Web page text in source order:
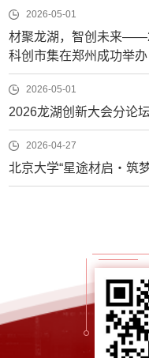
2026-05-01
材聚龙湖，智创未来
科创市集在郑州成功举办
2026-05-01
2026龙湖创新大会分论
2026-04-27
北京大学“星途材启・筑